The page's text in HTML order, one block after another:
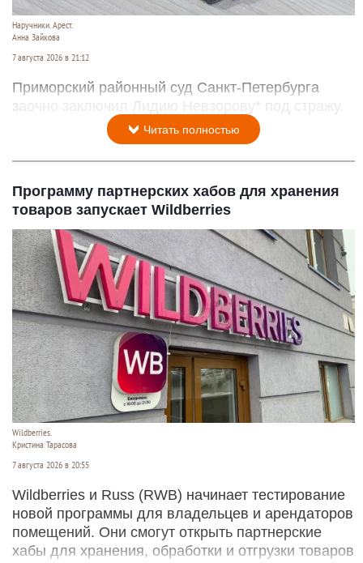
Наручники. Арест.
Анна Зайкова
7 августа 2026 в 21:12
Приморский районный суд Санкт-Петербурга
заочно заключил Лидию Невзорову* под стражу.
Читать полностью
Программу партнерских хабов для хранения
товаров запускает Wildberries
Wildberries.
Кристина Тарасова
7 августа 2026 в 20:55
Wildberries и Russ (RWB) начинает тестирование
новой программы для владельцев и арендаторов
помещений. Они смогут открыть партнерские
хабы для хранения, обработки и отгрузки товаров